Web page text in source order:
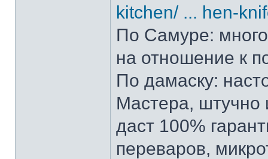
kitchen/ ... hen-
По Самуре: много
на отношение к
По дамаску:
Мастера, штучно
даст 100%
переваров,